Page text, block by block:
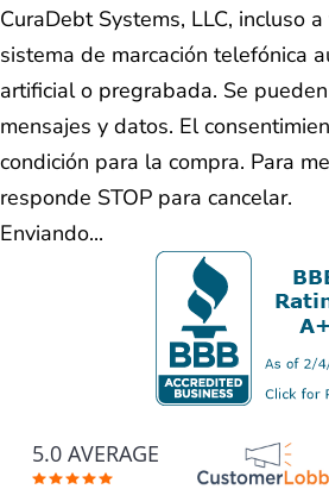
CuraDebt Systems, LLC, incluso
sistema de marcación telefónica
artificial o pregrabada. Se
mensajes y datos. El
condición para la compra. Para
responde STOP para cancelar.
Enviando...
5.0 AVERAGE